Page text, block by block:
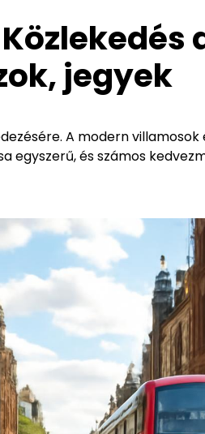
jegyek
A modern
egyszerű, és számos